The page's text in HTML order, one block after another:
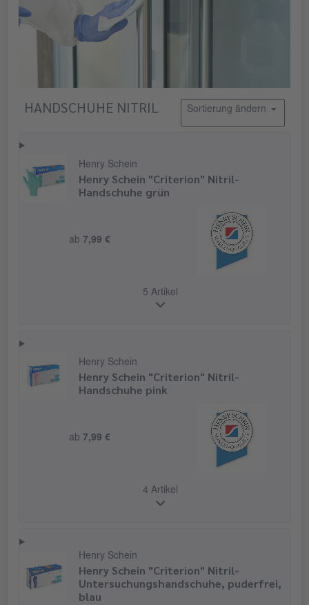
HANDSCHUHE NITRIL Sortierung ändern
Henry Schein
Henry Schein "Criterion" Nitril-
Handschuhe grün
ab 7,99 €
5 Artikel
Henry Schein
Henry Schein "Criterion" Nitril-
Handschuhe pink
ab 7,99 €
4 Artikel
Henry Schein
Henry Schein "Criterion" Nitril-
Untersuchungshandschuhe, puderfrei,
blau